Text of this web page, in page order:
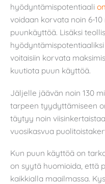
hyödyntämispotentiaali
voidaan korvata noin 6-
puunkäyttöä. Lisäksi
voitaisiin korvata
kuutiota puun käyttöä.
Jäljelle jäävän noin 130
tarpeen tyydyttämiseen
täytyy noin
vuosikasvua
Kun puun käyttöä on
on syytä huomioida, että
kaikkialla maailmassa.